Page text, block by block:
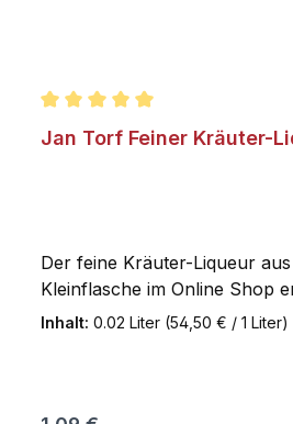
Durchschnittliche
Jan Torf Feiner Kräuter-
Der feine Kräuter-Liqueur
Kleinflasche im Online Shop
Inhalt: 0.02 Liter (54,50 € / 1 Liter)